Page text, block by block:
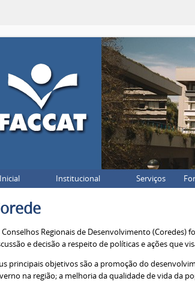
Inicial Institucional Serviços
Conselhos Regionais de Desenvolvimento (Coredes)
e decisão a respeito de políticas e ações que
principais objetivos são a promoção do
na região; a melhoria da qualidade de vida da